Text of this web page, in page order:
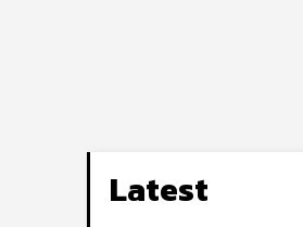
Latest